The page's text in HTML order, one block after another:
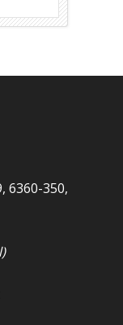
6360-350,